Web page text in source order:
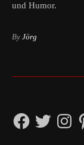
und Humor.
By Jörg
FacebookTwitter